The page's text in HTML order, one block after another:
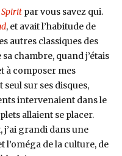
Spiritpar vous savez qui.
, et avait l’habitude de
autres classiques des
chambre, quand j’étais
à composer mes
sur ses disques,
intervenaient dans le
allaient se placer.
grandi dans une
l’oméga de la culture, de